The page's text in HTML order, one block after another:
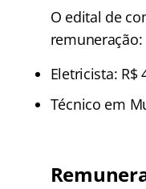
O edital de
remuneração:
Eletricista: R$
Técnico em